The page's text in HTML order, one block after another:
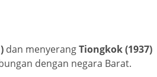
dan menyerangTiongkok (1937)
dengan negara Barat.